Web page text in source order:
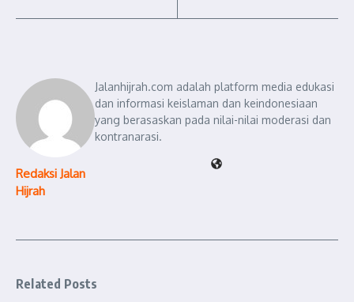
Redaksi Jalan
Hijrah
Jalanhijrah.com adalah platform media edukasi
dan informasi keislaman dan keindonesiaan
yang berasaskan pada nilai-nilai moderasi dan
kontranarasi.
Related Posts